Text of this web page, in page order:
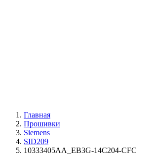
Главная
Прошивки
Siemens
SID209
10333405AA_EB3G-14C204-CFC